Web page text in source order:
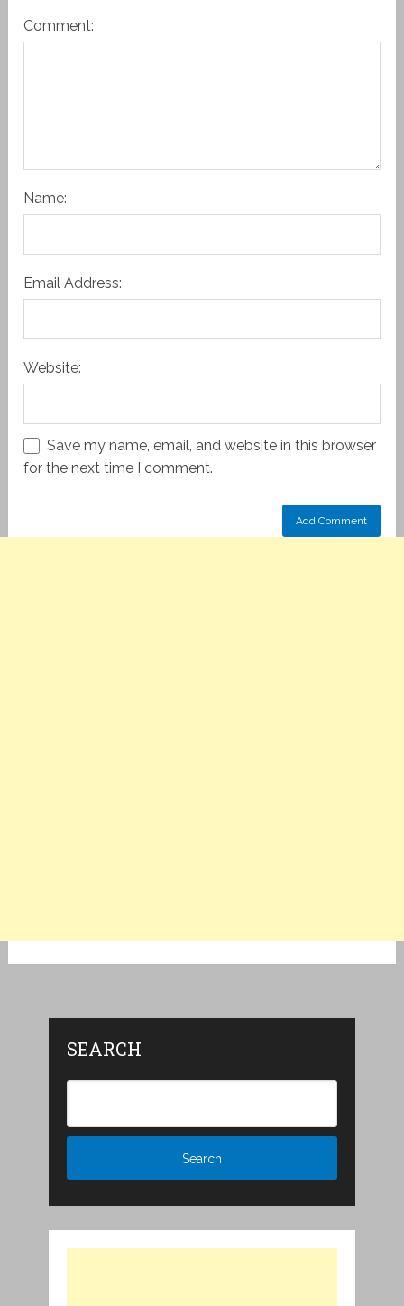
Comment:
Name:
Email Address:
Website:
Save my name, email, and website in this browser
for the next time I comment.
SEARCH